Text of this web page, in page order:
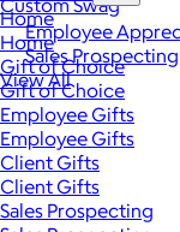
Employee
Sales Prospecting
View All
Home
Home
Gift of Choice
Gift of Choice
Employee Gifts
Employee Gifts
Client Gifts
Client Gifts
Sales Prospecting